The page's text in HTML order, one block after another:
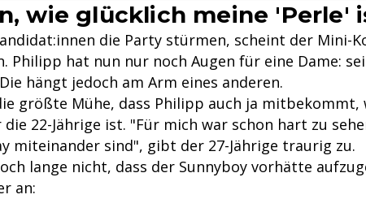
wie glücklich meine 'Perle'
die Party stürmen, scheint der Mini-
Philipp hat nun nur noch Augen für eine Dame:
hängt jedoch am Arm eines anderen.
größte Mühe, dass Philipp auch ja mitbekommt,
22-Jährige ist. "Für mich war schon hart zu
miteinander sind", gibt der 27-Jährige traurig zu.
lange nicht, dass der Sunnyboy vorhätte
an: